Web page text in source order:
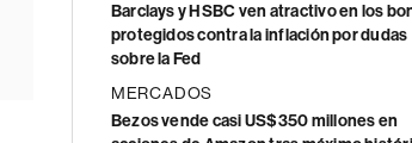
Barclays y HSBC ven atractivo en los
protegidos contra la inflación por dudas
sobre la Fed
MERCADOS
Bezos vende casi US$350 millones en